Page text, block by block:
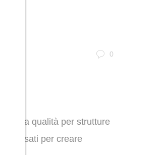
0
di alta qualità per strutture
pensati per creare